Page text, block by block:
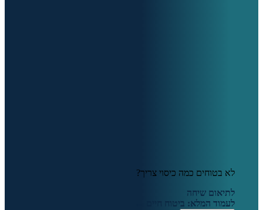
לא בטוחים כמה כיסוי צריך?
לתיאום שיחה
לעמוד המלא: ביטוח חיים ←